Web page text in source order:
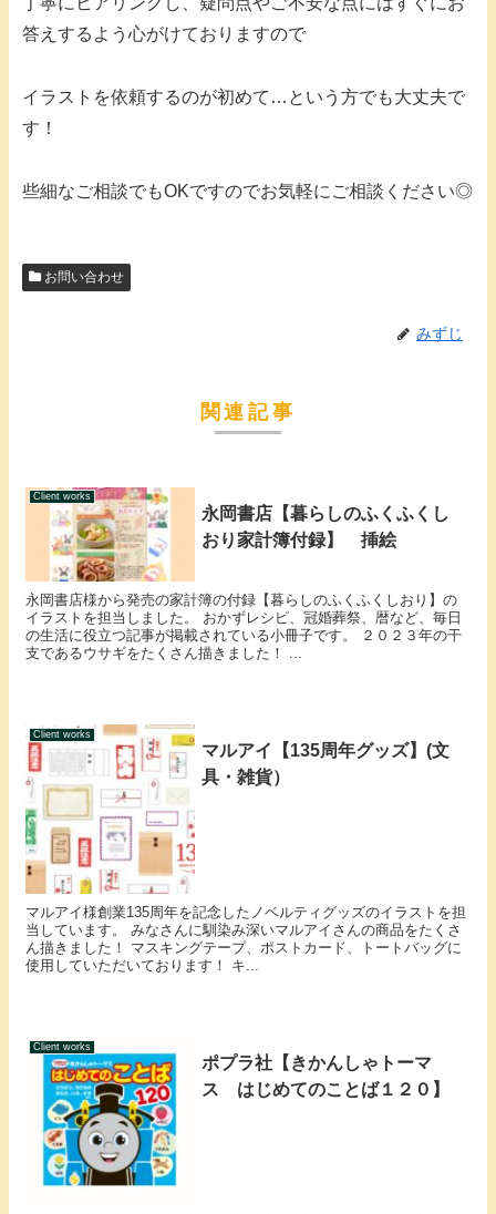
答えするよう心がけておりますので
イラストを依頼するのが初めて…という方でも大丈夫で
す！
些細なご相談でもOKですのでお気軽にご相談ください◎
お問い合わせ
みずじ
関連記事
Client works
永岡書店【暮らしのふくふくし
おり家計簿付録】 挿絵
永岡書店様から発売の家計簿の付録【暮らしのふくふくしおり】の
イラストを担当しました。 おかずレシピ、冠婚葬祭、暦など、毎日
の生活に役立つ記事が掲載されている小冊子です。 ２０２３年の干
支であるウサギをたくさん描きました！ ...
Client works
マルアイ【135周年グッズ】(文
具・雑貨）
マルアイ様創業135周年を記念したノベルティグッズのイラストを担
当しています。 みなさんに馴染み深いマルアイさんの商品をたくさ
ん描きました！ マスキングテープ、ポストカード、トートバッグに
使用していただいております！ キ...
Client works
ポプラ社【きかんしゃトーマ
ス はじめてのことば１２０】